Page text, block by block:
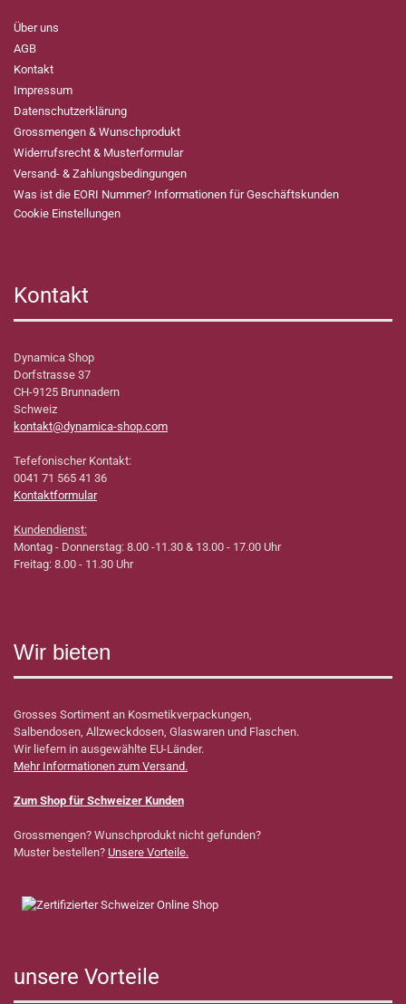
Über uns
AGB
Kontakt
Impressum
Datenschutzerklärung
Grossmengen & Wunschprodukt
Widerrufsrecht & Musterformular
Versand- & Zahlungsbedingungen
Was ist die EORI Nummer? Informationen für Geschäftskunden
Cookie Einstellungen
Kontakt
Dynamica Shop
Dorfstrasse 37
CH-9125 Brunnadern
Schweiz
kontakt@dynamica-shop.com
Tefefonischer Kontakt:
0041 71 565 41 36
Kontaktformular
Kundendienst:
Montag - Donnerstag: 8.00 -11.30 & 13.00 - 17.00 Uhr
Freitag: 8.00 - 11.30 Uhr
Wir bieten
Grosses Sortiment an Kosmetikverpackungen,
Salbendosen, Allzweckdosen, Glaswaren und Flaschen.
Wir liefern in ausgewählte EU-Länder.
Mehr Informationen zum Versand.
Zum Shop für Schweizer Kunden
Grossmengen? Wunschprodukt nicht gefunden?
Muster bestellen? Unsere Vorteile.
unsere Vorteile